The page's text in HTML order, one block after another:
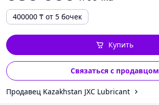
400000 ₸ от 5 бочек
Купить
Связаться с продавцом
Продавец Kazakhstan JXC Lubricant